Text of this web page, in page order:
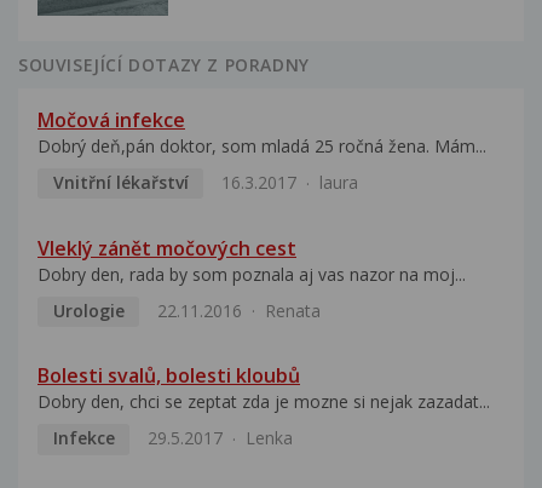
SOUVISEJÍCÍ DOTAZY Z PORADNY
Močová infekce
Dobrý deň,pán doktor, som mladá 25 ročná žena. Mám...
Vnitřní lékařství
16.3.2017 laura
Vleklý zánět močových cest
Dobry den, rada by som poznala aj vas nazor na moj...
Urologie
22.11.2016 Renata
Bolesti svalů, bolesti kloubů
Dobry den, chci se zeptat zda je mozne si nejak zazadat...
Infekce
29.5.2017 Lenka